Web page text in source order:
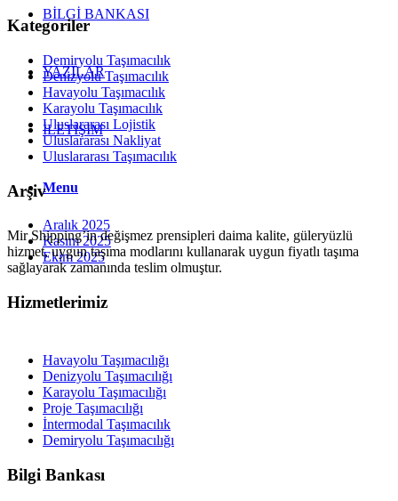
BİLGİ BANKASI
YAZILAR
İLETİŞİM
Menu
Kategoriler
Demiryolu Taşımacılık
Denizyolu Taşımacılık
Havayolu Taşımacılık
Karayolu Taşımacılık
Uluslararası Lojistik
Uluslararası Nakliyat
Uluslararası Taşımacılık
Arşiv
Aralık 2025
Kasım 2025
Ekim 2025
Mir Shipping’in değişmez prensipleri daima kalite, güleryüzlü
hizmet, uygun taşıma modlarını kullanarak uygun fiyatlı taşıma
sağlayarak zamanında teslim olmuştur.
Hizmetlerimiz
Havayolu Taşımacılığı
Denizyolu Taşımacılığı
Karayolu Taşımacılığı
Proje Taşımacılığı
İntermodal Taşımacılık
Demiryolu Taşımacılığı
Bilgi Bankası